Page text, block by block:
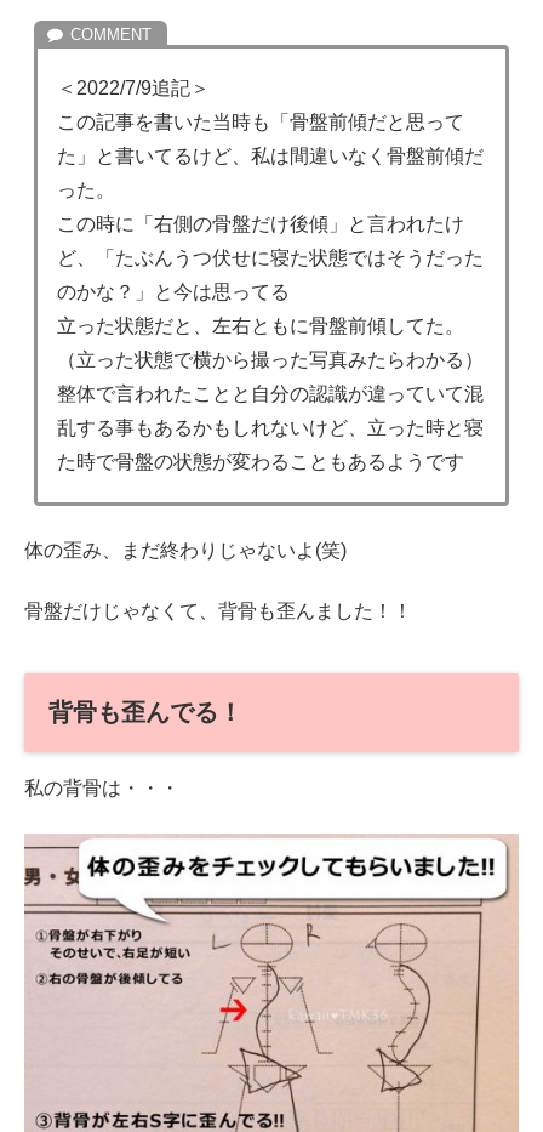
＜2022/7/9追記＞
この記事を書いた当時も「骨盤前傾だと思って
た」と書いてるけど、私は間違いなく骨盤前傾だ
った。
この時に「右側の骨盤だけ後傾」と言われたけ
ど、「たぶんうつ伏せに寝た状態ではそうだった
のかな？」と今は思ってる
立った状態だと、左右ともに骨盤前傾してた。
（立った状態で横から撮った写真みたらわかる）
整体で言われたことと自分の認識が違っていて混
乱する事もあるかもしれないけど、立った時と寝
た時で骨盤の状態が変わることもあるようです
体の歪み、まだ終わりじゃないよ(笑)
骨盤だけじゃなくて、背骨も歪んました！！
背骨も歪んでる！
私の背骨は・・・